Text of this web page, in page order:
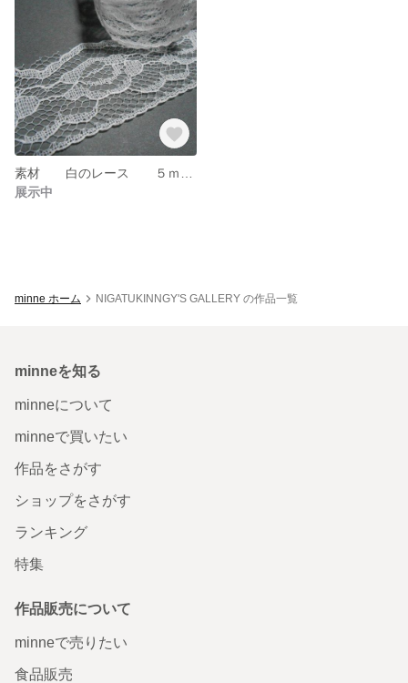
展示中
minne ホーム NIGATUKINNGY'S GALLERY の作品一覧
minneを知る
minneについて
minneで買いたい
作品をさがす
ショップをさがす
ランキング
特集
作品販売について
minneで売りたい
食品販売